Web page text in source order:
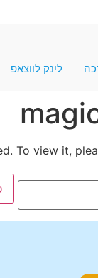
לינק לווצאפ
To view it,